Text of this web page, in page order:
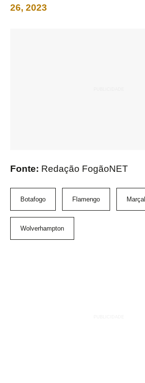
26, 2023
Fonte: Redação FogãoNET
Botafogo Flamengo Marçal
Wolverhampton